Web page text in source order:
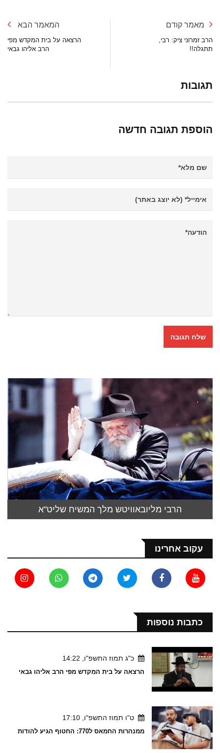
מאמר קודם
הרב זמרוני ציק: רבי,
תתגלה!!
המאמר הבא
הרצאה על בית המקדש מפי
הרב אליהו גבאי
תגובות
הוספת תגובה חדשה
הרבי מליובאוויטש מלך המשיח שליט"א
עקוב אחרינו
כתבות נוספות
כ"ג תמוז התשפ"ו, 14:22
הרצאה על בית המקדש מפי הרב אליהו גבאי
ט"ו תמוז התשפ"ו, 17:10
ממנהרות החמאס ל770: החטוף הגיע להודות